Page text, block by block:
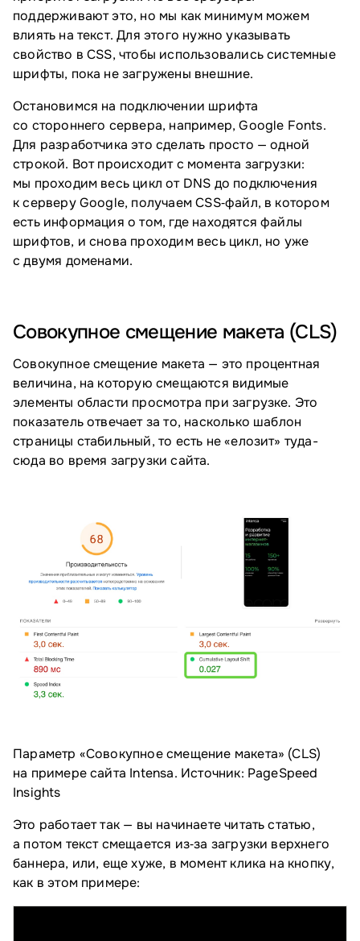
поддерживают это, но мы как минимум можем
влиять на текст. Для этого нужно указывать
свойство в CSS, чтобы использовались системные
шрифты, пока не загружены внешние.
Остановимся на подключении шрифта
со стороннего сервера, например, Google Fonts.
Для разработчика это сделать просто — одной
строкой. Вот происходит с момента загрузки:
мы проходим весь цикл от DNS до подключения
к серверу Google, получаем CSS‑файл, в котором
есть информация о том, где находятся файлы
шрифтов, и снова проходим весь цикл, но уже
с двумя доменами.
Совокупное смещение макета (CLS)
Совокупное смещение макета — это процентная
величина, на которую смещаются видимые
элементы области просмотра при загрузке. Это
показатель отвечает за то, насколько шаблон
страницы стабильный, то есть не «елозит» туда-
сюда во время загрузки сайта.
Параметр «Совокупное смещение макета» (CLS)
на примере сайта Intensa. Источник: PageSpeed
Insights
Это работает так — вы начинаете читать статью,
а потом текст смещается из‑за загрузки верхнего
баннера, или, еще хуже, в момент клика на кнопку,
как в этом примере: